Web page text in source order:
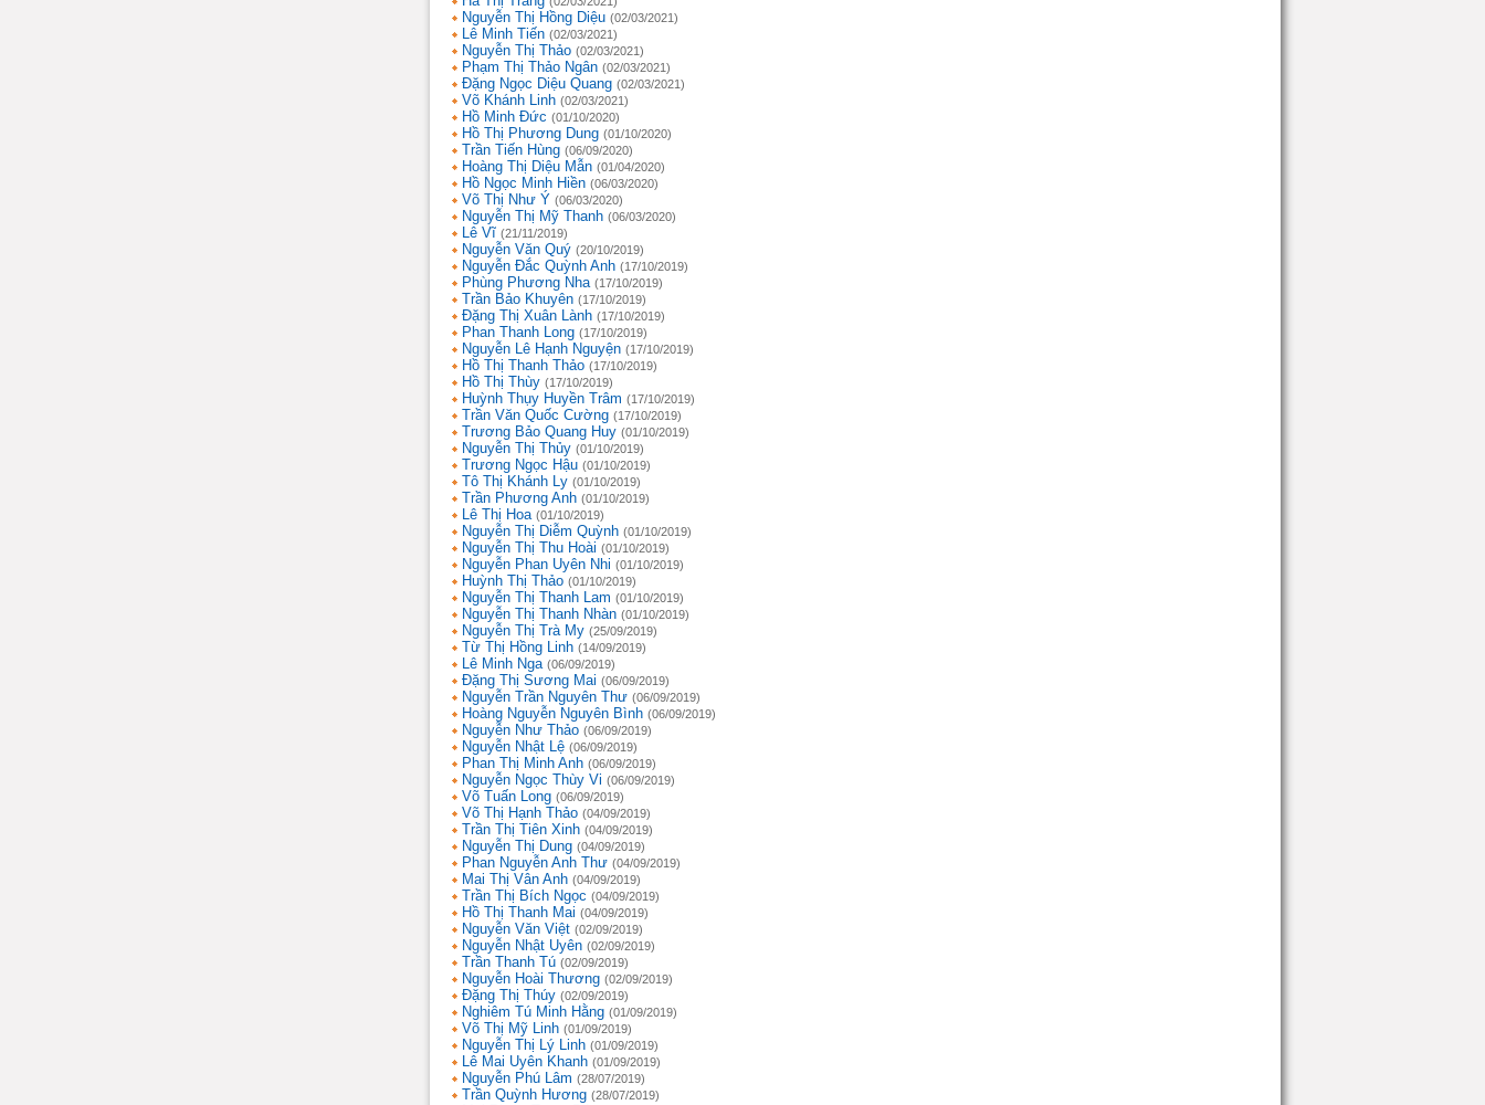
Nguyễn Thị Hồng Diệu (02/03/2021)
Lê Minh Tiến (02/03/2021)
Nguyễn Thị Thảo (02/03/2021)
Phạm Thị Thảo Ngân (02/03/2021)
Đặng Ngọc Diệu Quang (02/03/2021)
Võ Khánh Linh (02/03/2021)
Hồ Minh Đức (01/10/2020)
Hồ Thị Phương Dung (01/10/2020)
Trần Tiến Hùng (06/09/2020)
Hoàng Thị Diệu Mẫn (01/04/2020)
Hồ Ngọc Minh Hiền (06/03/2020)
Võ Thị Như Ý (06/03/2020)
Nguyễn Thị Mỹ Thanh (06/03/2020)
Lê Vĩ (21/11/2019)
Nguyễn Văn Quý (20/10/2019)
Nguyễn Đắc Quỳnh Anh (17/10/2019)
Phùng Phương Nha (17/10/2019)
Trần Bảo Khuyên (17/10/2019)
Đặng Thị Xuân Lành (17/10/2019)
Phan Thanh Long (17/10/2019)
Nguyễn Lê Hạnh Nguyện (17/10/2019)
Hồ Thị Thanh Thảo (17/10/2019)
Hồ Thị Thùy (17/10/2019)
Huỳnh Thụy Huyền Trâm (17/10/2019)
Trần Văn Quốc Cường (17/10/2019)
Trương Bảo Quang Huy (01/10/2019)
Nguyễn Thị Thủy (01/10/2019)
Trương Ngọc Hậu (01/10/2019)
Tô Thị Khánh Ly (01/10/2019)
Trần Phương Anh (01/10/2019)
Lê Thị Hoa (01/10/2019)
Nguyễn Thị Diễm Quỳnh (01/10/2019)
Nguyễn Thị Thu Hoài (01/10/2019)
Nguyễn Phan Uyên Nhi (01/10/2019)
Huỳnh Thị Thảo (01/10/2019)
Nguyễn Thị Thanh Lam (01/10/2019)
Nguyễn Thị Thanh Nhàn (01/10/2019)
Nguyễn Thị Trà My (25/09/2019)
Từ Thị Hồng Linh (14/09/2019)
Lê Minh Nga (06/09/2019)
Đặng Thị Sương Mai (06/09/2019)
Nguyễn Trần Nguyên Thư (06/09/2019)
Hoàng Nguyễn Nguyên Bình (06/09/2019)
Nguyễn Như Thảo (06/09/2019)
Nguyễn Nhật Lệ (06/09/2019)
Phan Thị Minh Anh (06/09/2019)
Nguyễn Ngọc Thùy Vi (06/09/2019)
Võ Tuấn Long (06/09/2019)
Võ Thị Hạnh Thảo (04/09/2019)
Trần Thị Tiên Xinh (04/09/2019)
Nguyễn Thị Dung (04/09/2019)
Phan Nguyễn Anh Thư (04/09/2019)
Mai Thị Vân Anh (04/09/2019)
Trần Thị Bích Ngọc (04/09/2019)
Hồ Thị Thanh Mai (04/09/2019)
Nguyễn Văn Việt (02/09/2019)
Nguyễn Nhật Uyên (02/09/2019)
Trần Thanh Tú (02/09/2019)
Nguyễn Hoài Thương (02/09/2019)
Đặng Thị Thúy (02/09/2019)
Nghiêm Tú Minh Hằng (01/09/2019)
Võ Thị Mỹ Linh (01/09/2019)
Nguyễn Thị Lý Linh (01/09/2019)
Lê Mai Uyên Khanh (01/09/2019)
Nguyễn Phú Lâm (28/07/2019)
Trần Quỳnh Hương (28/07/2019)